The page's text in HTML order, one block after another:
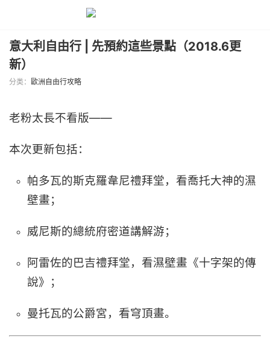
意大利自由行 | 先預約這些景點（2018.6更
新）
分类： 歐洲自由行攻略
老粉太長不看版——
本次更新包括：
帕多瓦的斯克羅韋尼禮拜堂，看喬托大神的濕
壁畫；
威尼斯的總統府密道講解游；
阿雷佐的巴吉禮拜堂，看濕壁畫《十字架的傳
說》；
曼托瓦的公爵宮，看穹頂畫。